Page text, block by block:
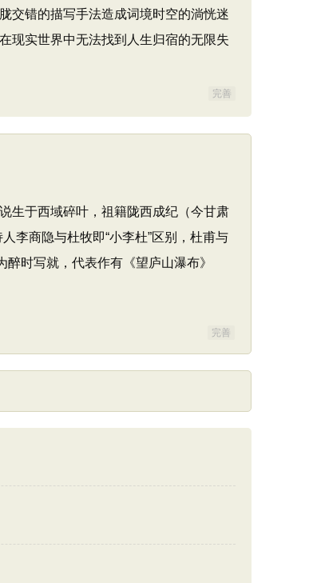
错的描写手法造成词境时空的淌恍迷
现实世界中无法找到人生归宿的无限失
完善
生于西域碎叶，祖籍陇西成纪（今甘肃
李商隐与杜牧即“小李杜”区别，杜甫与
时写就，代表作有《望庐山瀑布》
完善